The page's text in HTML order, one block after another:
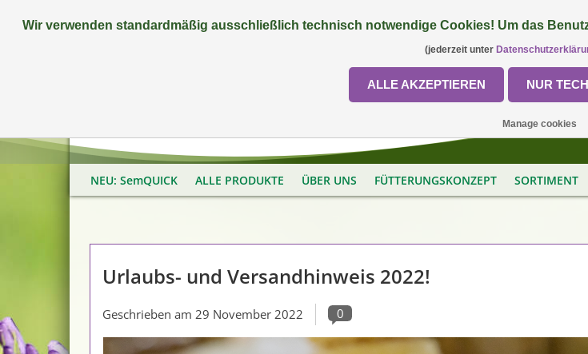
NEU: SemQUICK ALLE PRODUKTE ÜBER UNS FÜTTERUNGSKONZEPT SORTIMENT
Urlaubs- und Versandhinweis 2022!
Geschrieben am 29 November 2022 0
Wir verwenden standardmäßig ausschließlich technisch notwendige Cookies! Um das
(jederzeit unter
ALLE AKZEPTIEREN NUR
Manage cookies